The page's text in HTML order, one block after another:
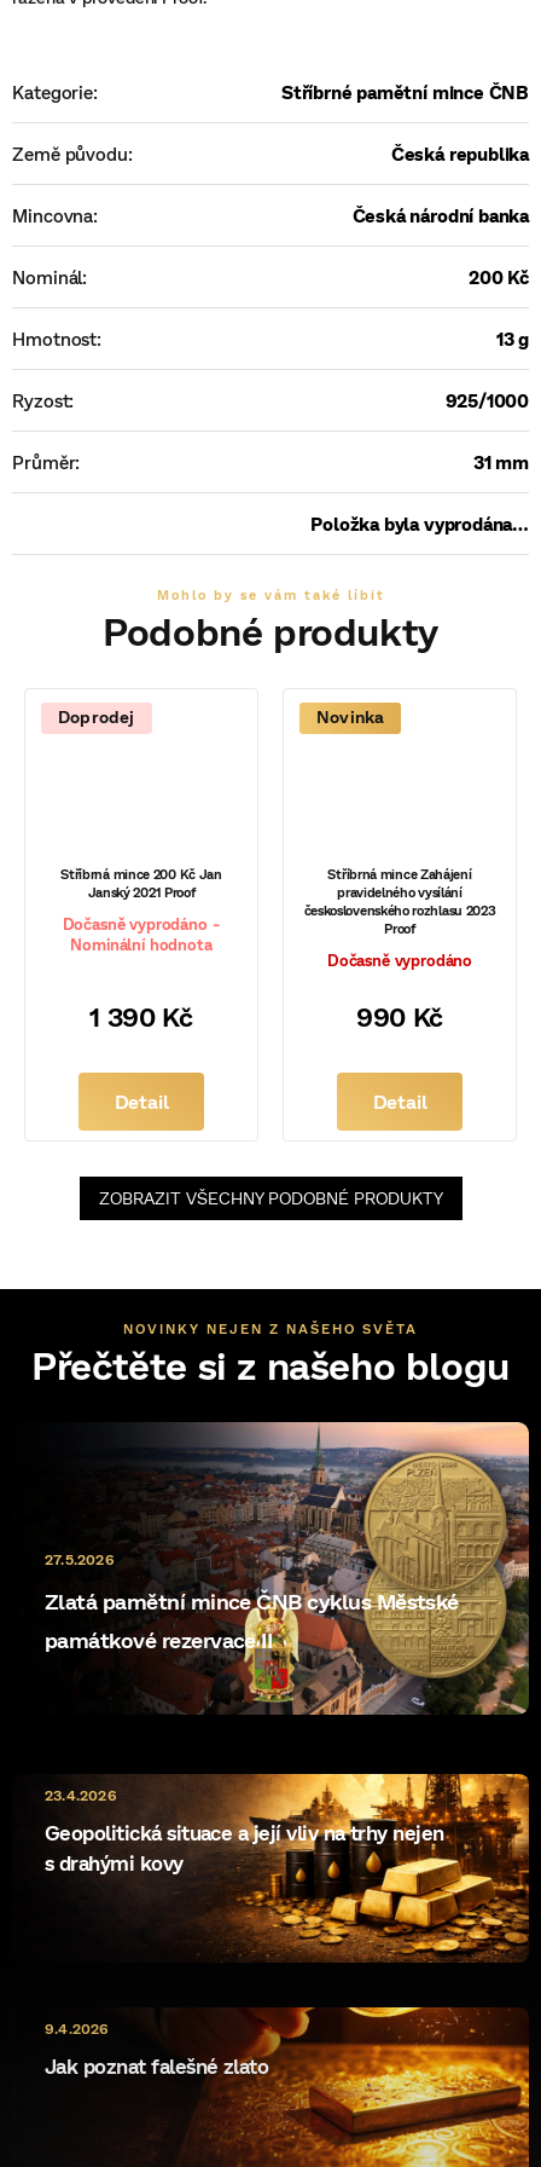
Kategorie: Stříbrné pamětní mince ČNB
Země původu: Česká republika
Mincovna: Česká národní banka
Nominál: 200 Kč
Hmotnost: 13 g
Ryzost: 925/1000
Průměr: 31 mm
Položka byla vyprodána…
Doprodej
Stříbrná mince 200 Kč Jan
Janský 2021 Proof
Dočasně vyprodáno -
Nominální hodnota
1 390 Kč
Detail
Novinka
Stříbrná mince Zahájení
pravidelného vysílání
československého rozhlasu 2023
Proof
Dočasně vyprodáno
990 Kč
Detail
ZOBRAZIT VŠECHNY PODOBNÉ PRODUKTY
NOVINKY NEJEN Z NAŠEHO SVĚTA
Přečtěte si z našeho blogu
Zlatá pamětní mince ČNB cyklus Městské
památkové rezervace II
27.5.2026
Geopolitická situace a její vliv na trhy nejen
s drahými kovy
23.4.2026
Jak poznat falešné zlato
9.4.2026